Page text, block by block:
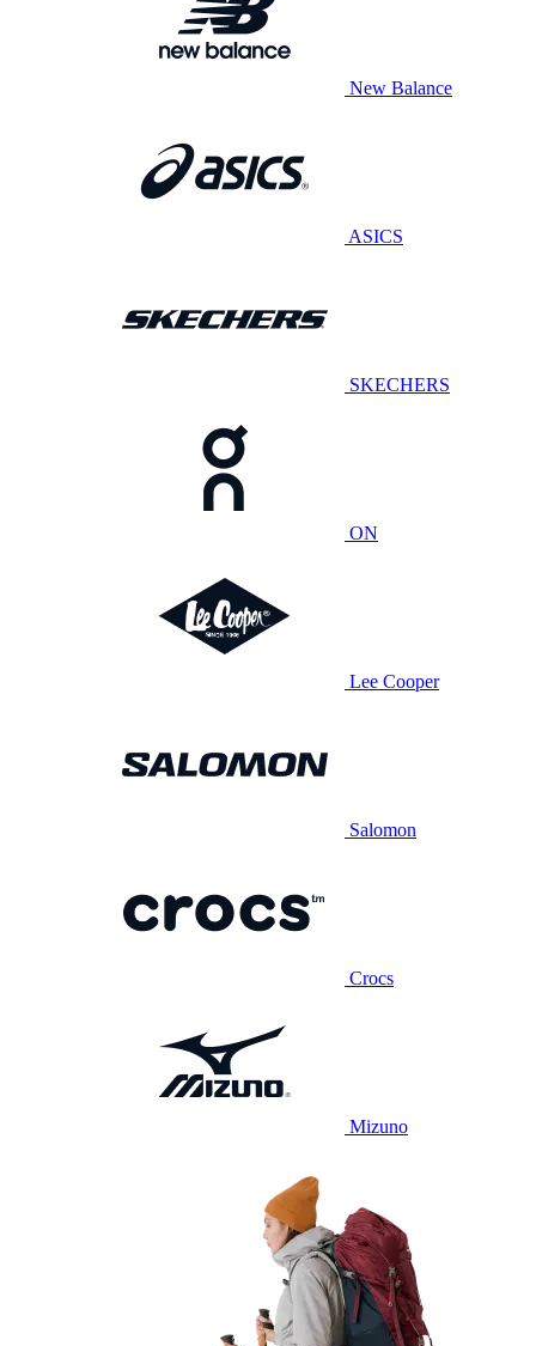
New Balance
ASICS
SKECHERS
ON
Lee Cooper
Salomon
Crocs
Mizuno